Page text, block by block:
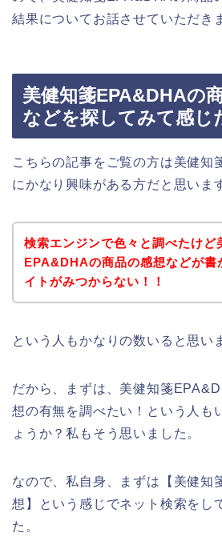
結果についてお話させていただき
美健知箋EPA&DHAの
などを探してみて感じ
こちらの記事をご覧の方は美健知
にかなり興味がある方だと思いま
検索エンジンで色々と調べたけど
EPA&DHAの商品の感想などが書
イトがみつからない！！
という人もかなりの数いると思い
だから、まずは、美健知箋
想の有無を調べたい！という人も
ょうか？私もそう思いました。
なので、私自身、まずは【美健
想】という感じでネット検索をし
た。